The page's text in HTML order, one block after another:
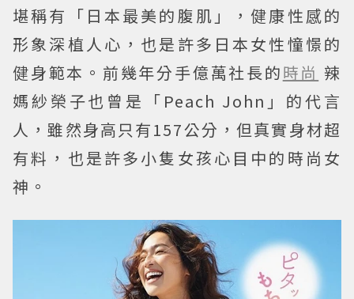
堪稱有「日本最美的腹肌」，健康性感的
形象深植人心，也是許多日本女性憧憬的
健身範本。前幾年分手億萬社長的時尚 辣
媽紗榮子也曾是「Peach John」的代言
人，雖然身高只有157公分，但真實身材超
有料，也是許多小隻女孩心目中的時尚女
神。